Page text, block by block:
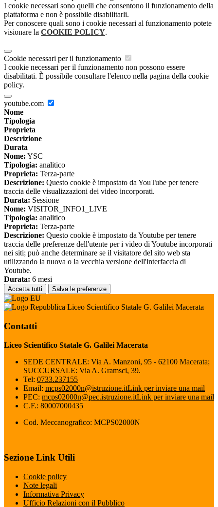
I cookie necessari sono quelli che consentono il funzionamento della
piattaforma e non è possibile disabilitarli.
Per conoscere quali sono i cookie necessari al funzionamento potete
visionare la COOKIE POLICY.
Cookie necessari per il funzionamento
I cookie necessari per il funzionamento non possono essere
disabilitati. È possibile consultare l'elenco nella pagina della cookie
policy.
youtube.com
Nome
Tipologia
Proprieta
Descrizione
Durata
Nome: YSC
Tipologia: analitico
Proprieta: Terza-parte
Descrizione: Questo cookie è impostato da YouTube per tenere
traccia delle visualizzazioni dei video incorporati.
Durata: Sessione
Nome: VISITOR_INFO1_LIVE
Tipologia: analitico
Proprieta: Terza-parte
Descrizione: Questo cookie è impostato da Youtube per tenere
traccia delle preferenze dell'utente per i video di Youtube incorporati
nei siti; può anche determinare se il visitatore del sito web sta
utilizzando la nuova o la vecchia versione dell'interfaccia di
Youtube.
Durata: 6 mesi
Accetta tutti Salva le preferenze
Liceo Scientifico Statale G. Galilei Macerata
Contatti
Liceo Scientifico Statale G. Galilei Macerata
SEDE CENTRALE: Via A. Manzoni, 95 - 62100 Macerata;
SUCCURSALE: Via A. Gramsci, 39.
Tel: 0733.237155
Email: mcps02000n@istruzione.itLink per inviare una mail
PEC: mcps02000n@pec.istruzione.itLink per inviare una mail
C.F.: 80007000435
Cod. Meccanografico: MCPS02000N
Sezione Link Utili
Cookie policy
Note legali
Informativa Privacy
Ufficio Relazioni con il Pubblico